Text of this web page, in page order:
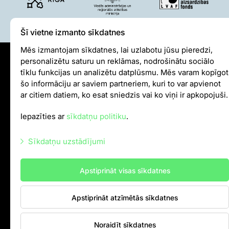
Zvērīgi Seksīgi/Riests
Visas ekskursijas
Mācību ekskursijas
Mācību nodarbības
Ekskursiju un nodarbību noteikumi
Dzīvnieki
Dzīvnieki
Vēro dzīvnieku barošanu!
Lemuru tiešraide
Zinātne
Savvaļas dzīvnieku rehabilitācija
Sīkdatņu politika
Iekšējās kārtības noteikumi
Autortiesības
+37128001109,P–Pk 10.00–18.00
Meža prospekts 1, Rīga, LV-1014
Kontakti
Šī vietne izmanto sīkdatnes
Mēs izmantojam sīkdatnes, lai uzlabotu jūsu pieredzi,
personalizētu saturu un reklāmas, nodrošinātu sociālo
tīklu funkcijas un analizētu datplūsmu. Mēs varam kopīgot
šo informāciju ar saviem partneriem, kuri to var apvienot
ar citiem datiem, ko esat sniedzis vai ko viņi ir apkopojuši.
Iepazīties arsīkdatņu politiku.
Sīkdatņu uzstādījumi
Mārketinga sīkdatnes
Statistikas sīkdatnes
Citas sīkdatnes
Apstiprināt visas sīkdatnes
Apstiprināt atzīmētās sīkdatnes
Noraidīt sīkdatnes